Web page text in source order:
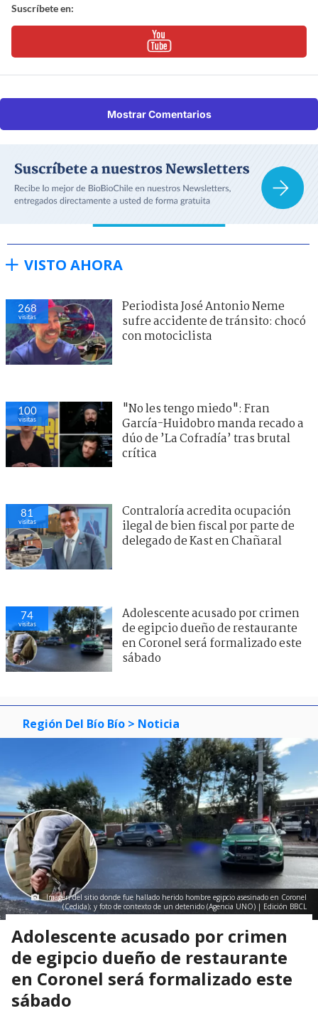
Suscríbete en:
Mostrar Comentarios
VISTO AHORA
268
visitas
Periodista José Antonio Neme
sufre accidente de tránsito: chocó
con motociclista
100
visitas
"No les tengo miedo": Fran
García-Huidobro manda recado a
dúo de ’La Cofradía’ tras brutal
crítica
81
visitas
Contraloría acredita ocupación
ilegal de bien fiscal por parte de
delegado de Kast en Chañaral
74
visitas
Adolescente acusado por crimen
de egipcio dueño de restaurante
en Coronel será formalizado este
sábado
Región Del Bío Bío > Noticia
Imagen del sitio donde fue hallado herido hombre egipcio asesinado en Coronel
(Cedida); y foto de contexto de un detenido (Agencia UNO) | Edición BBCL
Adolescente acusado por crimen
de egipcio dueño de restaurante
en Coronel será formalizado este
sábado